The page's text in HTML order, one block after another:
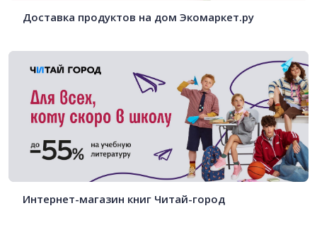
Доставка продуктов на дом Экомаркет.ру
Интернет-магазин книг Читай-город